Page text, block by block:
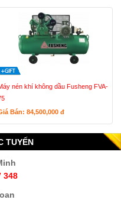
nén khí không dầu Fusheng FVA-
Bán: 84,500,000 đ
TUYẾN
348